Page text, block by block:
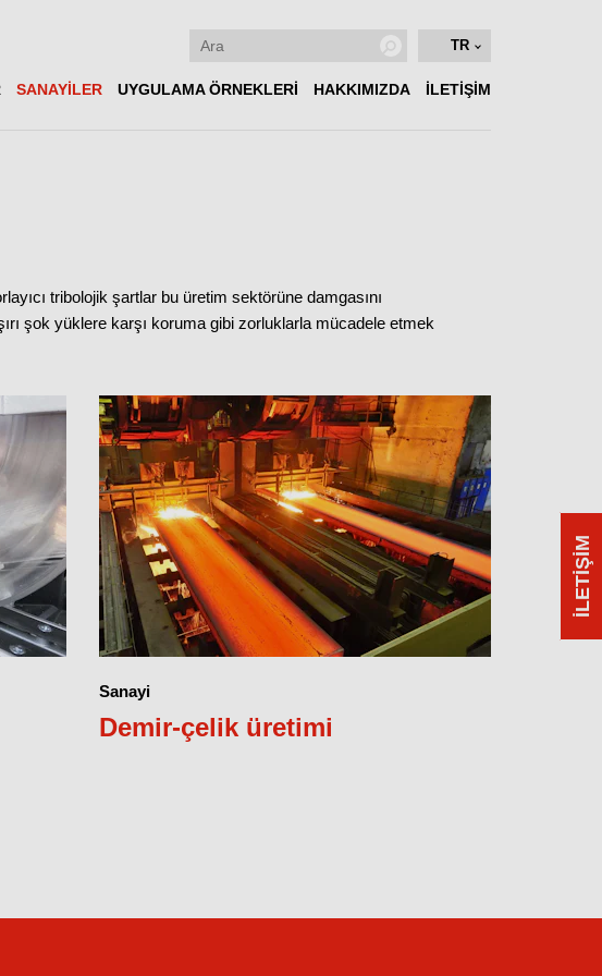
TR
SANAYILER UYGULAMA ÖRNEKLERI HAKKIMIZDA İLETİŞİM
tribolojik şartlar bu üretim sektörüne damgasını
şok yüklere karşı koruma gibi zorluklarla mücadele etmek
Sanayi
Demir-çelik üretimi
İLETIŞIM